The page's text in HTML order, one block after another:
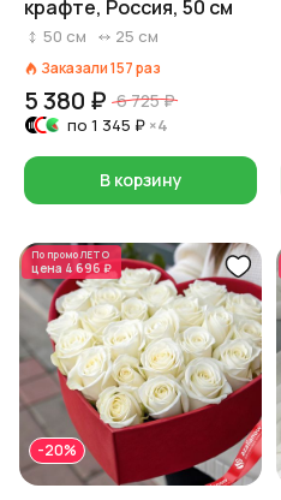
крафте, Россия, 50 см
50 см 25 см
Заказали157раз
5 380 ₽ 6 725 ₽
по 1 345 ₽ ×4
В корзину
По промоЛЕТО
цена 4 696 ₽
-20%